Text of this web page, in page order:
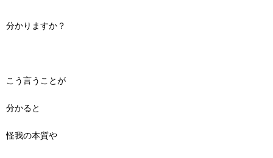
分かりますか？
こう言うことが
分かると
怪我の本質や